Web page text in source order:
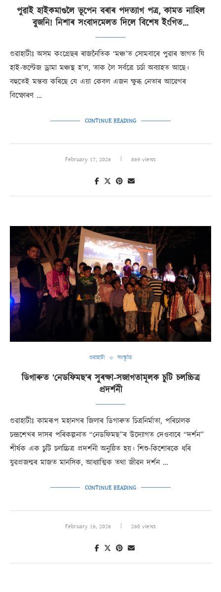
পুৱাই হাইকমাণ্ডলৈ ভূপেন বৰাৰ পদত্যাগ পত্ৰ, কামত নাহিল
বুজনি! নিশাৰ সংবাদমেলত দিলে বিশেষ ইংগিত…
গুৱাহাটীঃ অসম কংগ্ৰেছৰ ৰাজনৈতিক ‘মঞ্চ’ত সোমবাৰে পুৱাৰ ভাগত যি
হাই-ভল্টেজ ড্ৰামা মঞ্চস্থ হ’ল, তাক লৈ সৰ্বত্ৰে চৰ্চা অব্যাহত আছে।
বহুতেই মন্তব্য কৰিছে যে এয়া কেবল এজন ক্ষুব্ধ নেতাৰ আৱেগৰ
বিস্ফোৰণ …
CONTINUE READING
February 17, 2026 869 views
গুৱাহাটী সংস্কৃতি
ডিগাৰুত ‘নেডফিমছ’ৰ সুৰক্ষা-সজাগতামূলক চুটি চলচ্চিত্ৰ
প্ৰদৰ্শনী
গুৱাহাটীঃ কামৰূপ মহানগৰ জিলাৰ ডিগাৰুত চিত্ৰনিৰ্মাতা, পৰিচালক
চন্দ্ৰশেখৰ দাসৰ পৰিকল্পনাত “নেডফিমছ”ৰ উদ্যোগত দেওবাৰে “দৰ্শন”
শীৰ্ষক এক চুটি চলচ্চিত্ৰ প্ৰদৰ্শনী অনুষ্ঠিত হয়। শিশু-কিশোৰকে ধৰি
যুৱপ্ৰজন্মৰ মাজত মানসিক, আধ্যাত্মিক তথা জীৱন দৰ্শন …
CONTINUE READING
February 16, 2026 260 views